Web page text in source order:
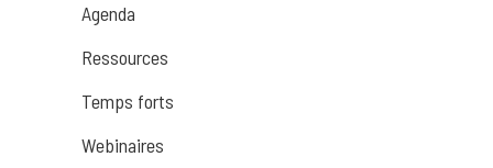
Agenda
Ressources
Temps forts
Webinaires